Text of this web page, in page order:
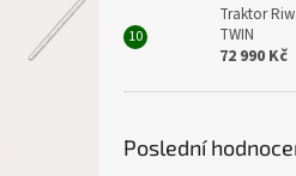
Traktor
TWIN
72 990 Kč
Poslední